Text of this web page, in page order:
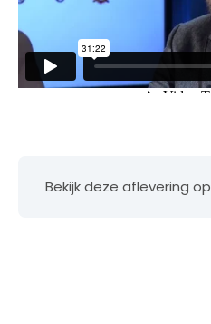
Bekijk deze aflevering op